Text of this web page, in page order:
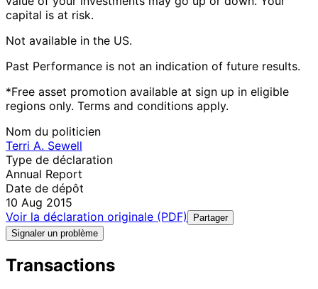
capital is at risk.
Not available in the US.
Past Performance is not an indication of future results.
*Free asset promotion available at sign up in eligible
regions only. Terms and conditions apply.
Nom du politicien
Terri A. Sewell
Type de déclaration
Annual Report
Date de dépôt
10 Aug 2015
Voir la déclaration originale (PDF)
Partager
Signaler un problème
Transactions